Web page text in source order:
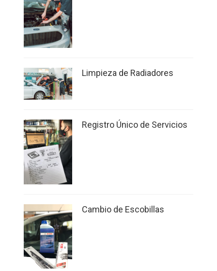
Limpieza de Radiadores
Registro Único de Servicios
Cambio de Escobillas